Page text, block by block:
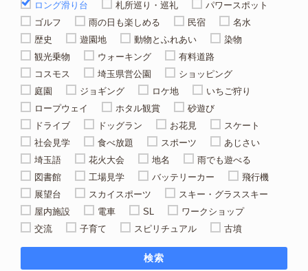
ロング滑り台
札所巡り・巡礼
パワースポット
ゴルフ
雨の日も楽しめる 民宿
名水
歴史
遊園地 動物とふれあい
染物
観光乗物
ウォーキング
有料道路
コスモス
埼玉県営公園
ショッピング
庭園
ジョギング ロケ地
いちご狩り
ロープウェイ
ホタル観賞
砂遊び
ドライブ
ドッグラン お花見
スケート
社会見学
食べ放題 スポーツ
あじさい
埼玉語
花火大会 地名
雨でも遊べる
図書館
工場見学 バッテリーカー
飛行機
展望台
スカイスポーツ
スキー・グラススキー
屋内施設
電車 SL
ワークショップ
交流
子育て スピリチュアル 古墳
検索